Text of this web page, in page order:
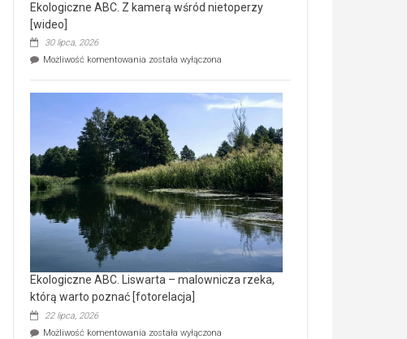
Ekologiczne ABC. Z kamerą wśród nietoperzy
[wideo]
30 lipca, 2026
Możliwość komentowania Ekologiczne
wśród
nietoperzy
[wideo]
została wyłączona
Ekologiczne ABC. Liswarta – malownicza rzeka,
którą warto poznać [fotorelacja]
22 lipca, 2026
Możliwość komentowania Ekologiczne
została wyłączona